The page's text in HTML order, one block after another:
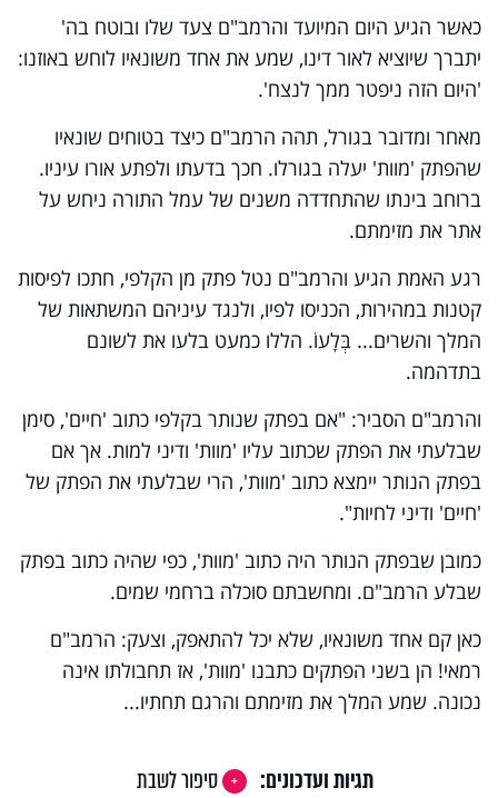
כאשר הגיע היום המיועד והרמב"ם צעד שלו ובוטח בה'
יתברך שיוציא לאור דינו, שמע את אחד משונאיו לוחש באוזנו:
'היום הזה ניפטר ממך לנצח'.
מאחר ומדובר בגורל, תהה הרמב"ם כיצד בטוחים שונאיו
שהפתק 'מוות' יעלה בגורלו. חכך בדעתו ולפתע אורו עיניו.
ברוחב בינתו שהתחדדה משנים של עמל התורה ניחש על
אתר את מזימתם.
רגע האמת הגיע והרמב"ם נטל פתק מן הקלפי, חתכו לפיסות
קטנות במהירות, הכניסו לפיו, ולנגד עיניהם המשתאות של
המלך והשרים... בְּלָעוֹ. הללו כמעט בלעו את לשונם
בתדהמה.
והרמב"ם הסביר: "אם בפתק שנותר בקלפי כתוב 'חיים', סימן
שבלעתי את הפתק שכתוב עליו 'מוות' ודיני למות. אך אם
בפתק הנותר יימצא כתוב 'מוות', הרי שבלעתי את הפתק של
'חיים' ודיני לחיות".
כמובן שבפתק הנותר היה כתוב 'מוות', כפי שהיה כתוב בפתק
שבלע הרמב"ם. ומחשבתם סוכלה ברחמי שמים.
כאן קם אחד משונאיו, שלא יכל להתאפק, וצעק: הרמב"ם
רמאי! הן בשני הפתקים כתבנו 'מוות', אז תחבולתו אינה
נכונה. שמע המלך את מזימתם והרגם תחתיו...
תגיות ועדכונים:
סיפור לשבת